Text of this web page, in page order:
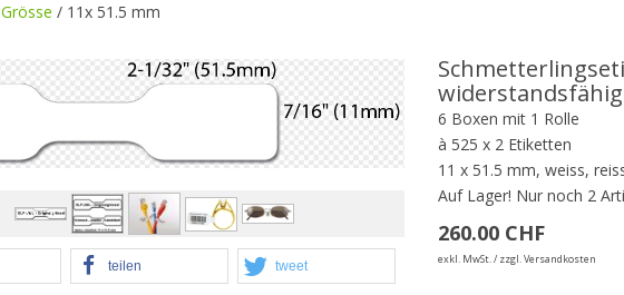
Grösse / 11x 51.5 mm
teilen tweet
widerstandsfähig
6 Boxen mit 1 Rolle
à 525 x 2 Etiketten
11 x 51.5 mm, weiss,
Auf Lager! Nur noch 2
260.00 CHF
exkl. MwSt. / zzgl. Versandkosten